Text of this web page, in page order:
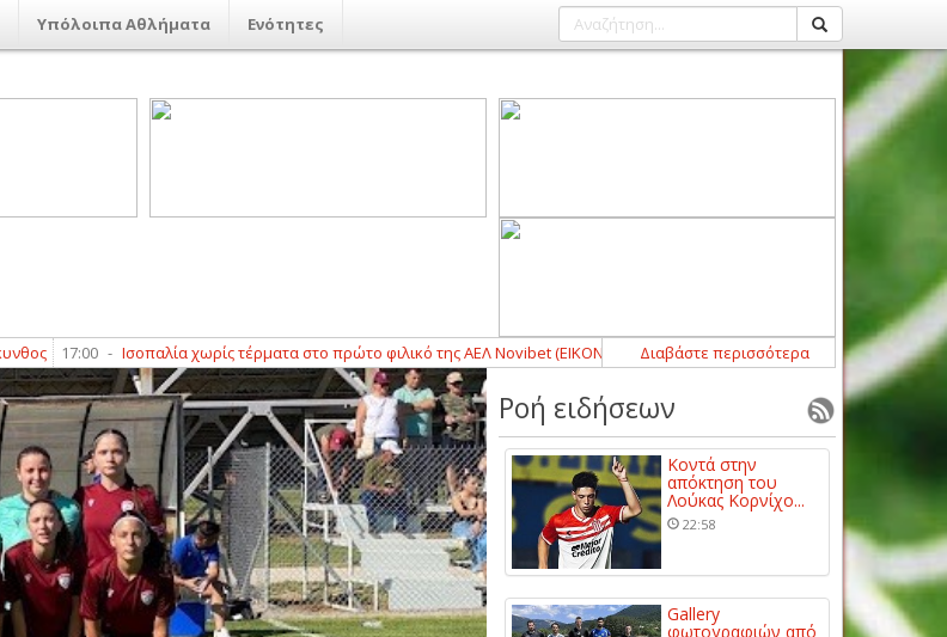
Υπόλοιπα Αθλήματα Ενότητες
17:00 - Ισοπαλία χωρίς τέρματα στο πρώτο φιλικό της ΑΕΛ Novibet (ΕΙΚΟΝΕΣ) 16:50 Συλλυπητήρια ανακοίνωση από τον
Διαβάστε περισσότερα
Ροή ειδήσεων
Κοντά στην
απόκτηση του
Λούκας Κορνίχο...
22:58
Gallery
φωτογραφιών από